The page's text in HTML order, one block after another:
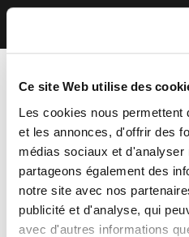
Ce site Web utilise des
Les cookies nous permettent
et les annonces, d'offrir des
médias sociaux et d'analyser
partageons également des
notre site avec nos
publicité et d'analyse, qui
avec d'autres informations